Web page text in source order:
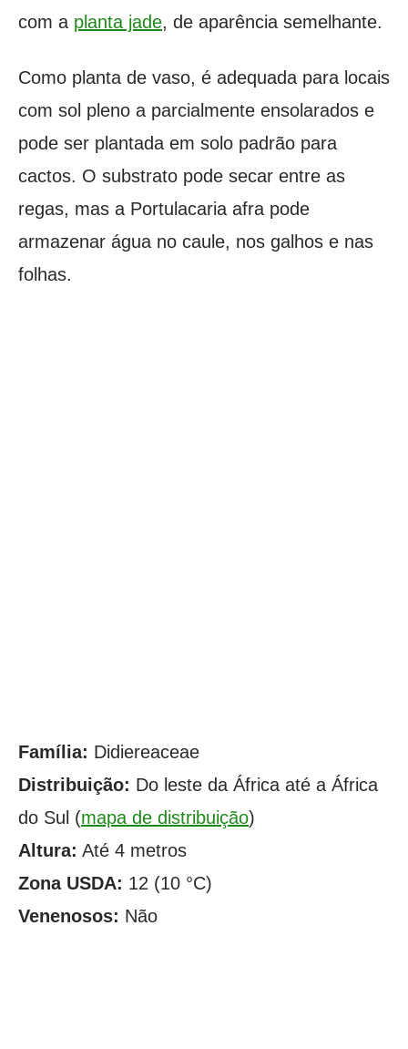
com a planta jade, de aparência semelhante.
Como planta de vaso, é adequada para locais
com sol pleno a parcialmente ensolarados e
pode ser plantada em solo padrão para
cactos. O substrato pode secar entre as
regas, mas a Portulacaria afra pode
armazenar água no caule, nos galhos e nas
folhas.
Família: Didiereaceae
Distribuição: Do leste da África até a África
do Sul (mapa de distribuição)
Altura: Até 4 metros
Zona USDA: 12 (10 °C)
Venenosos: Não